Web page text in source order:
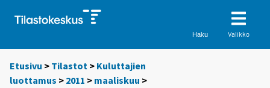
Haku Valikko
Etusivu > Tilastot > Kuluttajien
luottamus > 2011 > maaliskuu >